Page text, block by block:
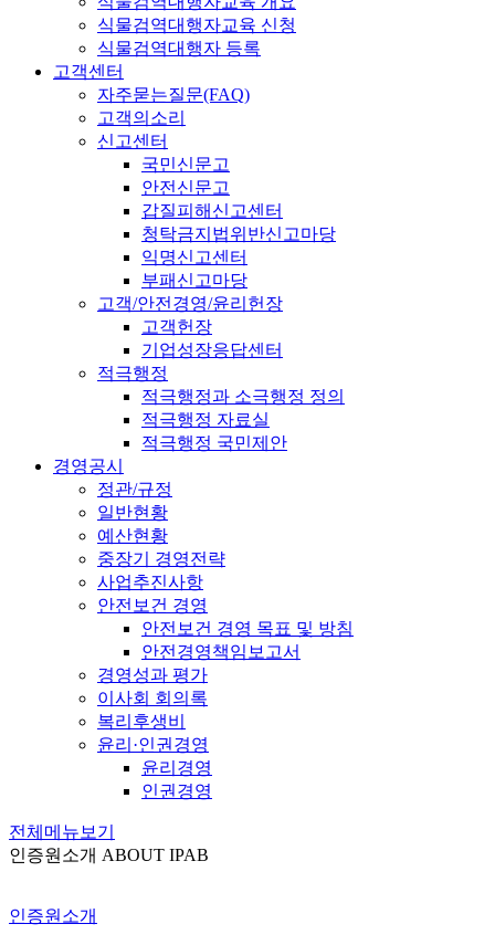
식물검역대행자교육 신청
식물검역대행자 등록
고객센터
자주묻는질문(FAQ)
고객의소리
신고센터
국민신문고
안전신문고
갑질피해신고센터
청탁금지법위반신고마당
익명신고센터
부패신고마당
고객/안전경영/윤리헌장
고객헌장
기업성장응답센터
적극행정
적극행정과 소극행정 정의
적극행정 자료실
적극행정 국민제안
경영공시
정관/규정
일반현황
예산현황
중장기 경영전략
사업추진사항
안전보건 경영
안전보건 경영 목표 및 방침
안전경영책임보고서
경영성과 평가
이사회 회의록
복리후생비
윤리·인권경영
윤리경영
인권경영
전체메뉴보기
인증원소개 ABOUT IPAB
인증원소개